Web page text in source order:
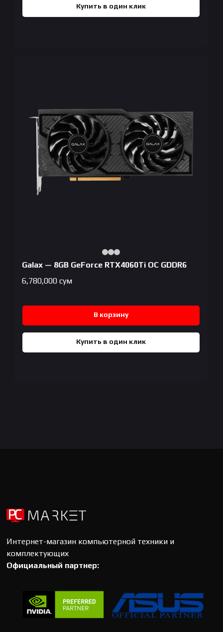
Купить в один клик
Galax — 8GB GeForce RTX4060Ti OC GDDR6
6,780,000 сум
В корзину
Купить в один клик
Интернет-магазин компьютерной техники и
комплектующих
Официальный партнер: